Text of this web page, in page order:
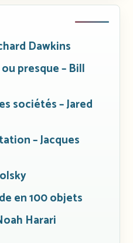
Dawkins
presque – Bill
sociétés – Jared
– Jacques
en 100 objets
Harari